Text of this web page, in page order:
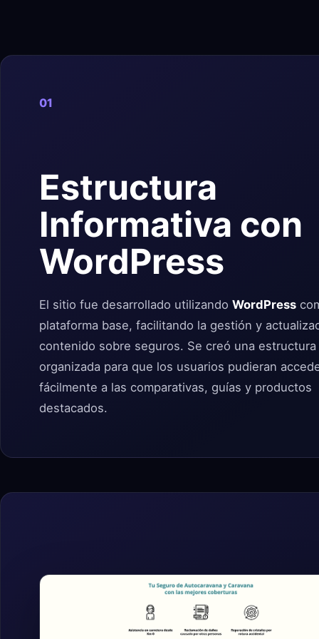
01
Estructura
Informativa con
WordPress
El sitio fue desarrollado utilizando WordPress
plataforma base, facilitando la gestión y
contenido sobre seguros. Se creó una estructura
organizada para que los usuarios pudieran
fácilmente a las comparativas, guías y productos
destacados.